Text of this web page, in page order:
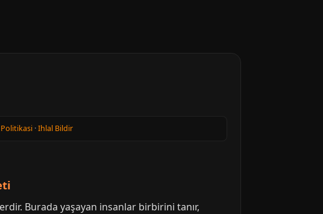
·Ihlal Bildir
Burada yaşayan insanlar birbirini tanır,